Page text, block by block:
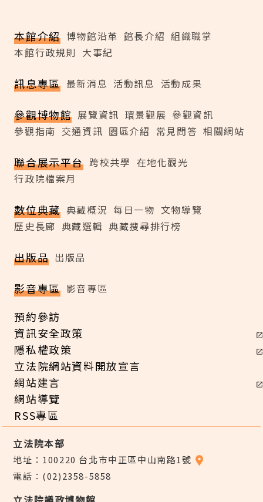
本館介紹 博物館沿革 館長介紹 組織職掌
本館行政規則 大事紀
訊息專區 最新消息 活動訊息 活動成果
參觀博物館 展覽資訊 環景觀展 參觀資訊
參觀指南 交通資訊 園區介紹 常見問答 相關網站
聯合展示平台 跨校共學 在地化觀光
行政院檔案月
數位典藏 典藏概況 每日一物 文物導覽
歷史長廊 典藏選輯 典藏搜尋排行榜
出版品 出版品
影音專區 影音專區
預約參訪
資訊安全政策
隱私權政策
立法院網站資料開放宣言
網站建言
網站導覽
RSS專區
立法院本部
地址：100220 台北市中正區中山南路1號
電話：(02)2358-5858